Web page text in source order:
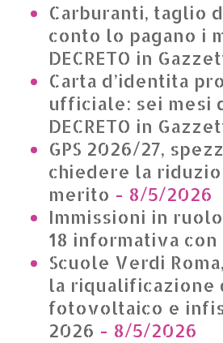
Carburanti, taglio
conto lo pagano i
DECRETO in
Carta d’identita
ufficiale: sei mesi
DECRETO in
GPS 2026/27,
chiedere la
merito - 8/5/2026
Immissioni in
18 informativa con
Scuole Verdi
la riqualificazione
fotovoltaico e
2026 - 8/5/2026